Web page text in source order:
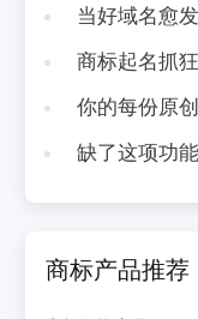
当好域名愈
商标起名抓
你的每份原
缺了这项功
商标产品推荐